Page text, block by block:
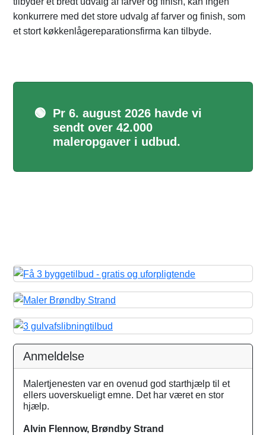
konkurrere med det store udvalg af farver og finish, som
et stort køkkenlågereparationsfirma kan tilbyde.
🟢 Pr 6. august 2026 havde vi
sendt over 42.000
maleropgaver i udbud.
Anmeldelse
Malertjenesten var en ovenud god starthjælp til et
ellers uoverskueligt emne. Det har været en stor
hjælp.
Alvin Flennow, Brøndby Strand